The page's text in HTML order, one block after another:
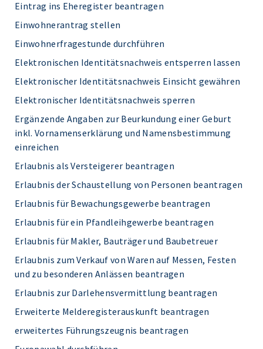
Eintrag ins Eheregister beantragen
Einwohnerantrag stellen
Einwohnerfragestunde durchführen
Elektronischen Identitätsnachweis entsperren lassen
Elektronischer Identitätsnachweis Einsicht gewähren
Elektronischer Identitätsnachweis sperren
Ergänzende Angaben zur Beurkundung einer Geburt
inkl. Vornamenserklärung und Namensbestimmung
einreichen
Erlaubnis als Versteigerer beantragen
Erlaubnis der Schaustellung von Personen beantragen
Erlaubnis für Bewachungsgewerbe beantragen
Erlaubnis für ein Pfandleihgewerbe beantragen
Erlaubnis für Makler, Bauträger und Baubetreuer
Erlaubnis zum Verkauf von Waren auf Messen, Festen
und zu besonderen Anlässen beantragen
Erlaubnis zur Darlehensvermittlung beantragen
Erweiterte Melderegisterauskunft beantragen
erweitertes Führungszeugnis beantragen